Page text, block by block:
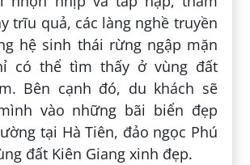
trĩu quả, các làng nghề truyền
hệ sinh thái rừng ngập mặn
có thể tìm thấy ở vùng đất
Bên cạnh đó, du khách sẽ
vào những bãi biển đẹp
tại Hà Tiên, đảo ngọc Phú
đất Kiên Giang xinh đẹp.